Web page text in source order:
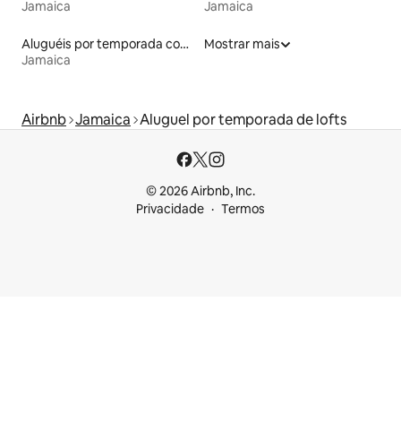
Jamaica Jamaica
Aluguéis por temporada com café da manhã
Jamaica
Mostrar mais
Airbnb Jamaica Aluguel por temporada de lofts
© 2026 Airbnb, Inc.
Privacidade
Termos